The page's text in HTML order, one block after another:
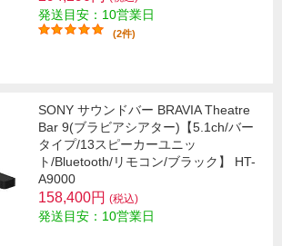
発送目安：10営業日
(2件)
SONY サウンドバー BRAVIA Theatre
Bar 9(ブラビアシアター)【5.1ch/バー
タイプ/13スピーカーユニッ
ト/Bluetooth/リモコン/ブラック】 HT-
A9000
158,400円 (税込)
発送目安：10営業日